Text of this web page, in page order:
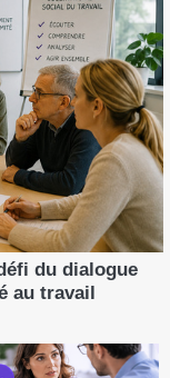
du dialogue
au travail